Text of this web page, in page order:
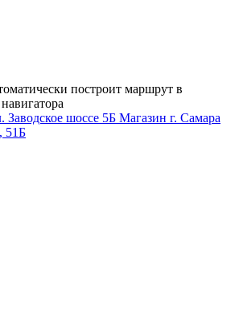
построит маршрут в
Заводское шоссе 5Б Магазин г. Самара
51Б